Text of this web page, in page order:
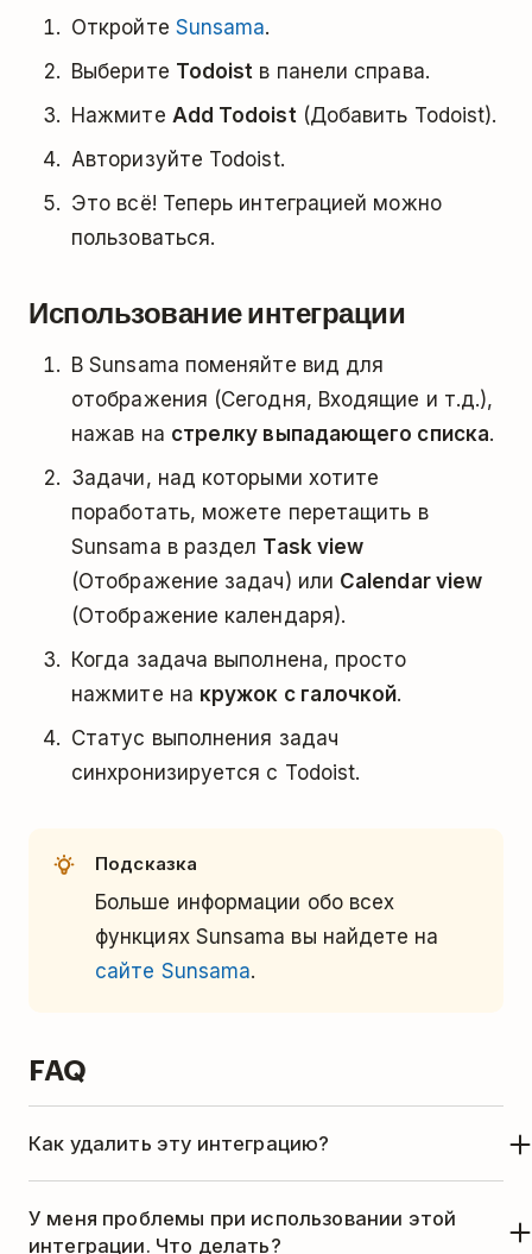
Откройте Sunsama.
Выберите Todoist в панели справа.
Нажмите Add Todoist(Добавить Todoist).
Авторизуйте Todoist.
Это всё! Теперь интеграцией можно
пользоваться.
Использование интеграции
В Sunsama поменяйте вид для
отображения (Сегодня, Входящие и т.д.),
нажав на стрелку выпадающего списка.
Задачи, над которыми хотите
поработать, можете перетащить в
Sunsama в раздел Task view
(Отображение задач) или Calendar view
(Отображение календаря).
Когда задача выполнена, просто
нажмите на кружок с галочкой.
Статус выполнения задач
синхронизируется с Todoist.
Подсказка
Больше информации обо всех
функциях Sunsama вы найдете на
сайте Sunsama.
FAQ
Как удалить эту интеграцию?
Sunsama с Todoist, удалите интеграцию
У меня проблемы при использовании этой
интеграции. Что делать?